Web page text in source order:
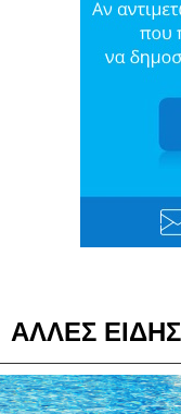
ΑΛΛΕΣ